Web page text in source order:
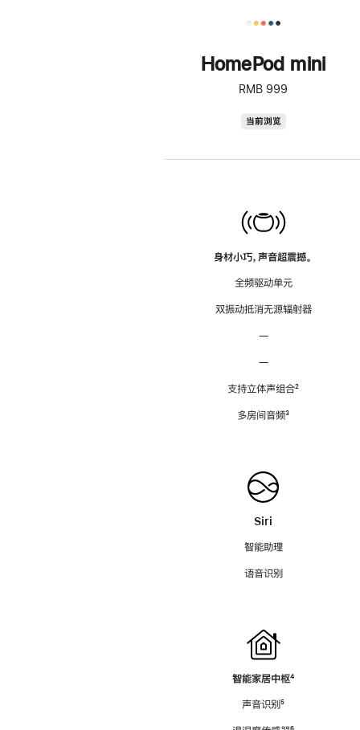
HomePod mini
RMB 999
当前浏览
身材小巧，声音超震撼。
全频驱动单元
双振动抵消无源辐射器
—
—
支持立体声组合脚
²
多房间音频脚
³
Siri
智能助理
语音识别
智能家居中枢脚
⁴
声音识别脚
⁵